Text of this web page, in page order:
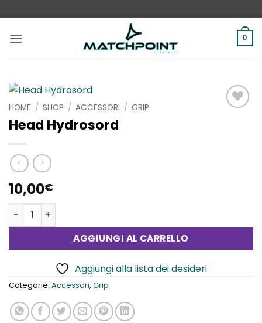
ai
contenuti
0
HOME / SHOP / ACCESSORI / GRIP
Head Hydrosord
10,00€
Head Hydrosord quantità
AGGIUNGI AL CARRELLO
Aggiungi alla lista dei desideri
Categorie: Accessori, Grip